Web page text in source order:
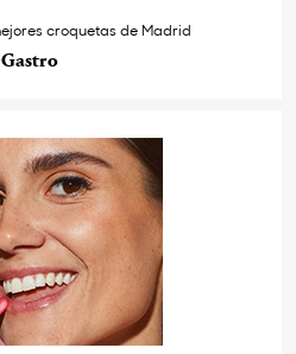
croquetas de Madrid
Gastro